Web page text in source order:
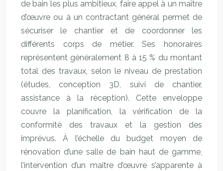
de bain les plus ambitieux, faire appel à un maître
d’œuvre ou à un contractant général permet de
sécuriser le chantier et de coordonner les
différents corps de métier. Ses honoraires
représentent généralement 8 à 15 % du montant
total des travaux, selon le niveau de prestation
(études, conception 3D, suivi de chantier,
assistance à la réception). Cette enveloppe
couvre la planification, la vérification de la
conformité des travaux et la gestion des
imprévus. À l’échelle du budget moyen de
rénovation d’une salle de bain haut de gamme,
l’intervention d’un maître d’œuvre s’apparente à